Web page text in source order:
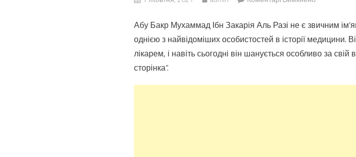
ібн
Закарія
аль-
геній
Абу Бакр Мухаммад Ібн Закарія Аль Разі не є звичним
однією з найвідоміших особистостей в історії медицини.
лікарем, і навіть сьогодні він шанується особливо за
сторінка”.